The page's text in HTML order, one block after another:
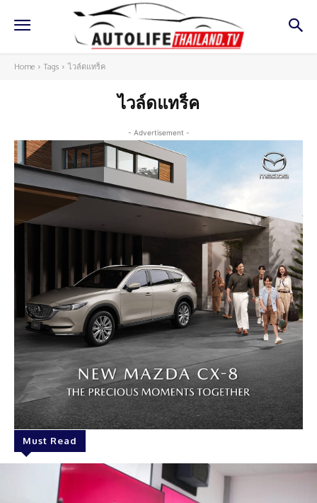
Home Tags ไวล์ดแทร็ค
ไวล์ดแทร็ค
- Advertisement -
Must Read